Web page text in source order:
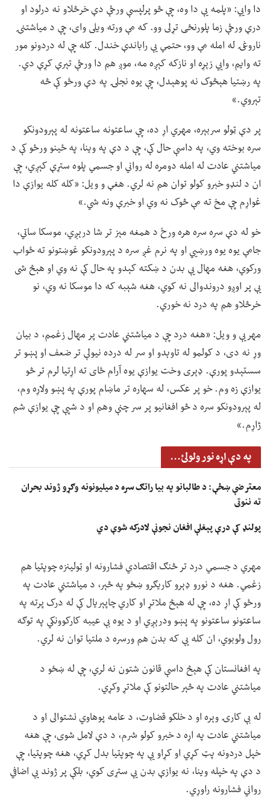
دا وايي: «پلمه یې دا وه، چې څو پرلپسې ورځې دې خرڅلاو نه درلود او
درې ورځې زما پلورنځی تړلی وو. که مې ورته ویلی وای، چې د میاشتنۍ
ناروغۍ له امله مې وو، حتمي یې راباندې خندل. کله چې له دردونو مور
ته وایم، وايي زېړه او نازکه کېږه مه، موږ هم دا ورځې تېرې کړې دي.
په رښتیا هېڅوک نه پوهېدل، چې یوه نجلۍ په دې ورځو کې څه
تېروي.»
پر دې ټولو سربېره، مهري اړ ده، چې ساعتونه ساعتونه له پېرودونکو
سره بوخته وي، په داسې حال کې، چې د دې په وینا، په ځینو ورځو کې د
میاشتني عادت له امله دومره له رواني او جسمي پلوه ستړې کېږي، چې
ان د لنډو خبرو کولو توان هم نه لري. هغې و ویل: «کله کله یوازې دا
غواړم چې مخ ته مې څوک نه وي او خبرې ونه شي.»
خو له دې سره سره هره ورځ د همغه مېز تر شا درېږي، موسکا ساتي،
جامې یوه یوه ورښيي او په نرم غږ سره د پېرودونکو غوښتونو ته ځواب
ورکوي، هغه مهال یې بدن د ښکته کېدو په حال کې نه وي او هېڅ شی
یې پر اوږو دروندوالی نه کوي، هغه شېبه که دا موسکا نه وي، نو
خرڅلاو هم په درد نه خوري.
مهریې و ویل: «هغه درد چې د میاشتني عادت پر مهال زغمم، د بیان
وړ نه دی، د کولمو له تاوېدو او سر له درده نیولې تر ضعف او پښو تر
سستېدو پورې. ډېری وخت یوازې یوه آرام ځای ته اړتیا لرم تر څو
یوازې زه وم. خو پر عکس، له سهاره تر ماښام پورې په پښو ولاړه وم،
له پېرودونکو سره د څو افغانیو پر سر چنې وهم او د شپې چې یوازې شم
ژاړم.»
په دې اړه نور ولولئ...
معترضې ښځې: د طالبانو په بیا راتګ سره د میلیونونه وګړو ژوند بحران
ته ننوتی
پولنډ کې درې پېغلې افغان نجونې لادرکه شوې دي
مهري د جسمي درد تر څنګ اقتصادي فشارونه او ټولینزه چوپتیا هم
زغمي. هغه د نورو ډېرو کاریګرو ښځو په څېر، د میاشتني عادت په
ورځو کې اړ ده، چې له هېڅ ملاتړ او کاري چاپېریال کې له درک پرته په
ساعتونو ساعتونو په پښو ودرېږي او د یوه بې عیبه کارکوونکي په توګه
رول ولوبوي، ان کله یې که بدن هم ورسره د ملتیا توان نه لري.
په افغانستان کې هېڅ داسې قانون شتون نه لري، چې له ښځو د
میاشتني عادت په څېر حالتونو کې ملاتړ وکړي.
له بې کارۍ وېره او د خلکو قضاوت، د عامه پوهاوي نشتوالی او د
میاشتني عادت په اړه د خبرو کولو شرم، د دې لامل شوی، چې هغه
خپل دردونه پټ کړي او کړاو یې په چوپتیا بدل کړي، هغه چوپتیا، چې
د دې په خپله وینا، نه یوازې بدن یې ستړی کوي، بلکې پر ژوند یې اضافي
رواني فشارونه راوړي.